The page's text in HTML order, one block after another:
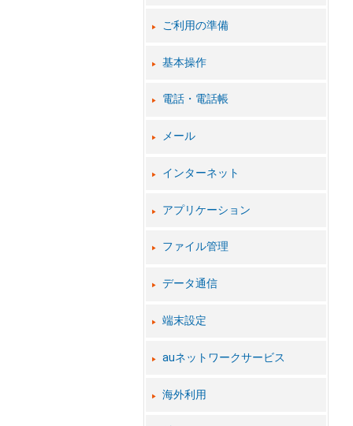
ご利用の準備
基本操作
電話・電話帳
メール
インターネット
アプリケーション
ファイル管理
データ通信
端末設定
auネットワークサービス
海外利用